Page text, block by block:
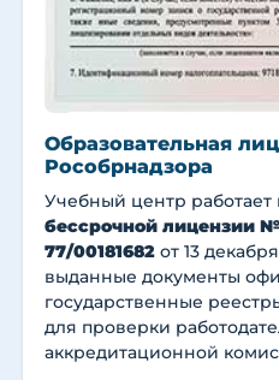
Образовательная
Рособрнадзора
Учебный центр работает
бессрочной лицензии
77/00181682 от 13
выданные документы
государственные
для проверки
аккредитационной